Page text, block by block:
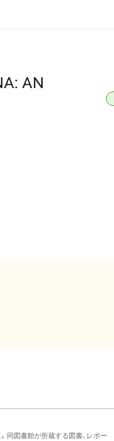
AN
同図書館が所蔵する図書、レポー